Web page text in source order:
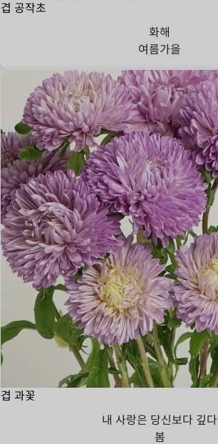
겹 공작초
화해
여름가을
겹 과꽃
내 사랑은 당신보다 깊다
봄